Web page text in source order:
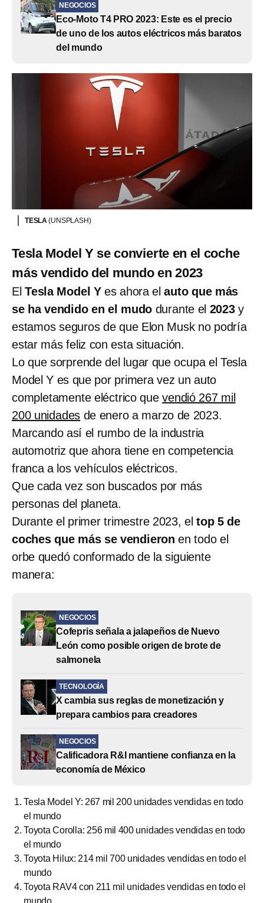
NEGOCIOS
Eco-Moto T4 PRO 2023: Este es el precio
de uno de los autos eléctricos más baratos
del mundo
TESLA(UNSPLASH)
Tesla Model Y se convierte en el coche
más vendido del mundo en 2023
El Tesla Model Y es ahora elauto que más
se ha vendido en el mudo durante el 2023y
estamos seguros de que Elon Musk no podría
estar más feliz con esta situación.
Lo que sorprende del lugar que ocupa el Tesla
Model Y es que por primera vez un auto
completamente eléctrico quevendió 267 mil
200 unidades de enero a marzo de 2023.
Marcando así el rumbo de la industria
automotriz que ahora tiene en competencia
franca a los vehículos eléctricos.
Que cada vez son buscados por más
personas del planeta.
Durante el primer trimestre 2023, eltop 5 de
coches que más se vendieron en todo el
orbe quedó conformado de la siguiente
manera:
NEGOCIOS
Cofepris señala a jalapeños de Nuevo
León como posible origen de brote de
salmonela
TECNOLOGÍA
X cambia sus reglas de monetización y
prepara cambios para creadores
NEGOCIOS
Calificadora R&I mantiene confianza en la
economía de México
Tesla Model Y: 267 mil 200 unidades vendidas en todo
el mundo
Toyota Corolla: 256 mil 400 unidades vendidas en todo
el mundo
Toyota Hilux: 214 mil 700 unidades vendidas en todo el
mundo
Toyota RAV4 con 211 mil unidades vendidas en todo el
mundo